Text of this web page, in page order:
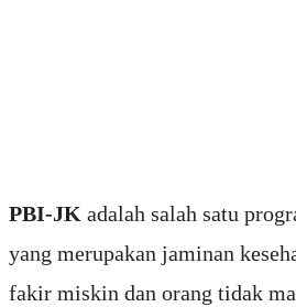
PBI-JK adalah salah satu
yang merupakan jaminan
fakir miskin dan orang tidak